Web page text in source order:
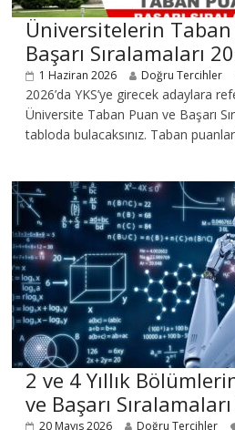
Üniversitelerin Taban
Başarı Sıralamaları
1 Haziran 2026 Doğru Tercihler
2026’da YKS’ye girecek adaylara
Üniversite Taban Puan ve Başarı
tabloda bulacaksınız. Taban
2 ve 4 Yıllık
ve Başarı
20 Mayıs 2026 Doğru Tercihler